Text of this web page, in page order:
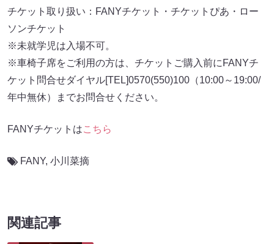
チケット取り扱い：FANYチケット・チケットぴあ・ロー
ソンチケット
※未就学児は入場不可。
※車椅子席をご利用の方は、チケットご購入前にFANYチ
ケット問合せダイヤル[TEL]0570(550)100（10:00～19:00/
年中無休）までお問合せください。
FANYチケットはこちら
FANY, 小川菜摘
関連記事